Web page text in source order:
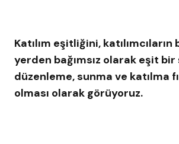
Katılım eşitliğini,
yerden bağımsız olarak eşit
düzenleme, sunma ve katılma
olması olarak görüyoruz.